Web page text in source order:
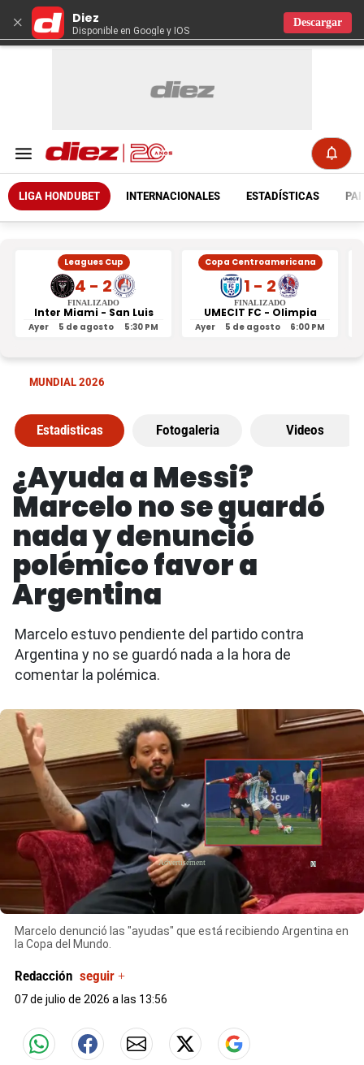
× Diez
Disponible en Google y IOS
Descargar
LIGA HONDUBET INTERNACIONALES ESTADÍSTICAS
Leagues Cup
4 - 2
FINALIZADO
Inter Miami - San Luis
Ayer 5 de agosto 5:30 PM
Copa Centroamericana
1 - 2
FINALIZADO
UMECIT FC - Olimpia
Ayer 5 de agosto 6:00 PM
MUNDIAL 2026
Estadisticas Fotogaleria Videos
¿Ayuda a Messi?
Marcelo no se guardó
nada y denunció
polémico favor a
Argentina
Marcelo estuvo pendiente del partido contra
Argentina y no se guardó nada a la hora de
comentar la polémica.
Marcelo denunció las "ayudas" que está recibiendo Argentina en
la Copa del Mundo.
X
Redacción seguir +
07 de julio de 2026 a las 13:56